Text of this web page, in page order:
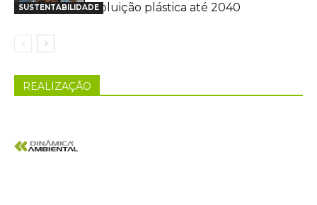
SUSTENTABILIDADEpoluição plástica até 2040
REALIZAÇÃO